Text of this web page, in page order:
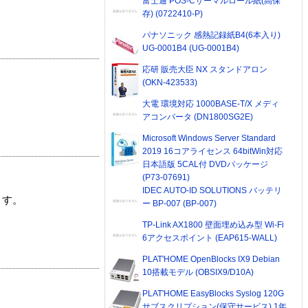
。
存) (0722410-P)
パナソニック 感熱記録紙B4(6本入り)
UG-0001B4 (UG-0001B4)
応研 販売大臣 NX スタンドアロン
(OKN-423533)
大電 環境対応 1000BASE-T/X メディ
アコンバータ (DN1800SG2E)
Microsoft Windows Server Standard
2019 16コアライセンス 64bitWin対応
日本語版 5CAL付 DVDパッケージ
(P73-07691)
IDEC AUTO-ID SOLUTIONS バッテリ
ー BP-007 (BP-007)
TP-Link AX1800 壁面埋め込み型 Wi-Fi
6アクセスポイント (EAP615-WALL)
PLAT'HOME OpenBlocks IX9 Debian
10搭載モデル (OBSIX9/D10A)
PLAT'HOME EasyBlocks Syslog 120G